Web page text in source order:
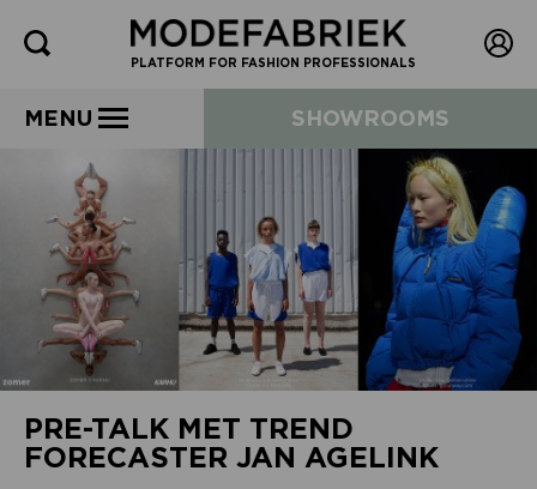
PLATFORM FOR FASHION PROFESSIONALS
MENU SHOWROOMS
PRE-TALK MET TREND
FORECASTER JAN AGELINK